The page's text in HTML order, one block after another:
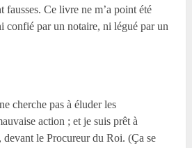
fausses. Ce livre ne m’a point été
confié par un notaire, ni légué par un
cherche pas à éluder les
action ; et je suis prêt à
devant le Procureur du Roi. (Ça se